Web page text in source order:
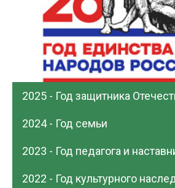
2025 - Год защитника
2024 - Год семьи
2023 - Год педагога и
2022 - Год культурного